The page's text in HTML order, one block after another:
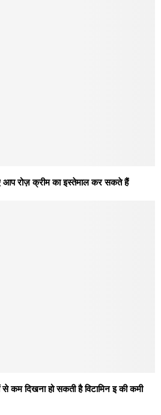
आप रोज़ क्रीम का इस्तेमाल कर सकते हैं
दिखना हो सकती है विटामिन इ की कमी